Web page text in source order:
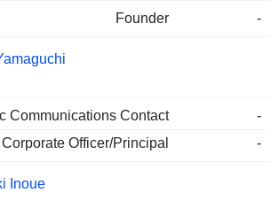
Founder -
Communications Contact
-
Corporate Officer/Principal
-
Inoue